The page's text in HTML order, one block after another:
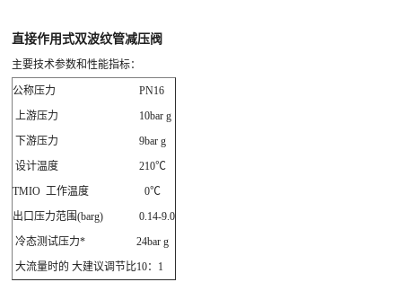
直接作用式双波纹管减压阀
主要技术参数和性能指标：
公称压力
PN16
上游压力
10bar g
下游压力
9bar g
设计温度
210℃
TMIO 工作温度
0℃
出口压力范围(barg)
0.14-9.0
冷态测试压力*
24bar g
大流量时的 大建议调节比10：1